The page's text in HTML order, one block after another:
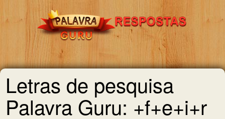
Letras de pesquisa
Palavra Guru: +f+e+i+r